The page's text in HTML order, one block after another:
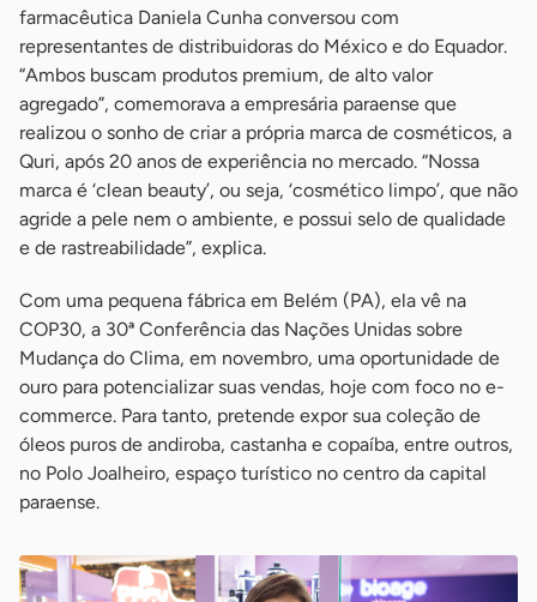
farmacêutica Daniela Cunha conversou com
representantes de distribuidoras do México e do Equador.
“Ambos buscam produtos premium, de alto valor
agregado”, comemorava a empresária paraense que
realizou o sonho de criar a própria marca de cosméticos, a
Quri, após 20 anos de experiência no mercado. “Nossa
marca é ‘clean beauty’, ou seja, ‘cosmético limpo’, que não
agride a pele nem o ambiente, e possui selo de qualidade
e de rastreabilidade”, explica.
Com uma pequena fábrica em Belém (PA), ela vê na
COP30, a 30ª Conferência das Nações Unidas sobre
Mudança do Clima, em novembro, uma oportunidade de
ouro para potencializar suas vendas, hoje com foco no e-
commerce. Para tanto, pretende expor sua coleção de
óleos puros de andiroba, castanha e copaíba, entre outros,
no Polo Joalheiro, espaço turístico no centro da capital
paraense.